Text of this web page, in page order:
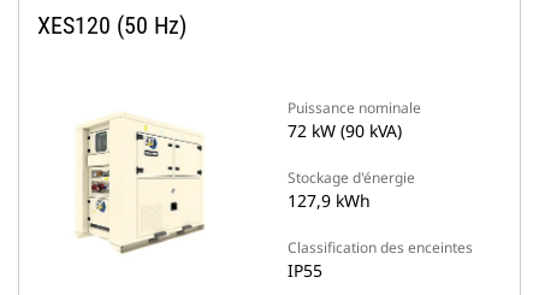
XES120 (50 Hz)
Puissance nominale
72 kW (90 kVA)
Stockage d'énergie
127,9 kWh
Classification des enceintes
IP55